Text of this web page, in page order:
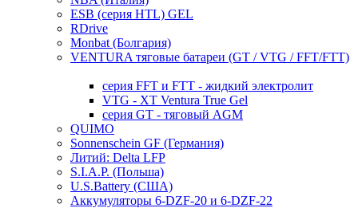
ESB (серия HTL) GEL
RDrive
Monbat (Болгария)
VENTURA тяговые батареи (GT / VTG / FFT/FTT)
серия FFT и FTT - жидкий электролит
VTG - XT Ventura True Gel
серия GT - тяговый AGM
QUIMO
Sonnenschein GF (Германия)
Литий: Delta LFP
S.I.A.P. (Польша)
U.S.Battery (США)
Аккумуляторы 6-DZF-20 и 6-DZF-22